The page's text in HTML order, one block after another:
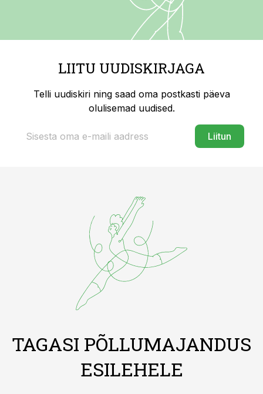
LIITU UUDISKIRJAGA
Telli uudiskiri ning saad oma postkasti päeva
olulisemad uudised.
Liitun
TAGASI PÕLLUMAJANDUS
ESILEHELE